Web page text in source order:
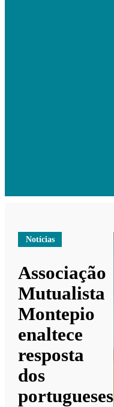
Notícias
Associação
Mutualista
Montepio
enaltece
resposta
dos
portugueses